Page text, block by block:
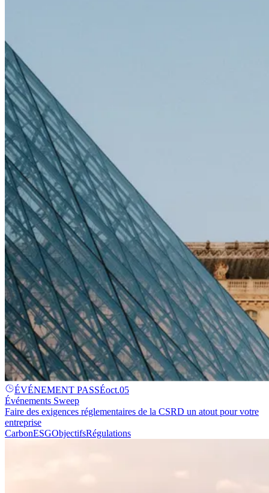
ÉVÉNEMENT PASSÉoct.05
Événements Sweep
Faire des exigences réglementaires de la CSRD un atout pour votre
entreprise
CarbonESGObjectifsRégulations